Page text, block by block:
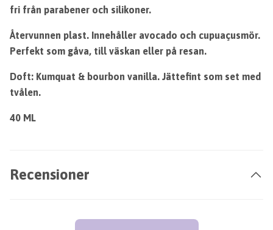
fri från parabener och silikoner.
Återvunnen plast. Innehåller avocado och cupuaçusmör.
Perfekt som gåva, till väskan eller på resan.
Doft: Kumquat & bourbon vanilla. Jättefint som set med
tvålen.
40 ML
Recensioner